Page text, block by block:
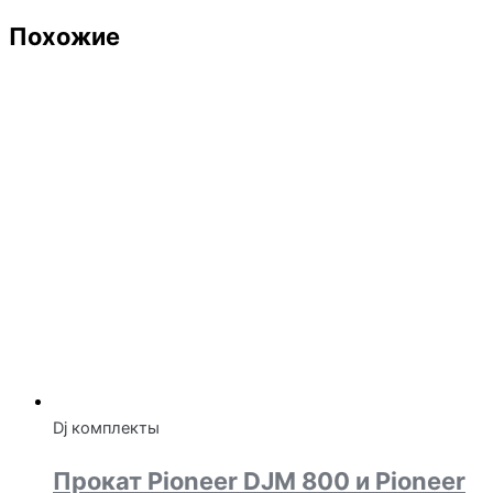
Похожие
Dj комплекты
Прокат Pioneer DJM 800 и Pioneer